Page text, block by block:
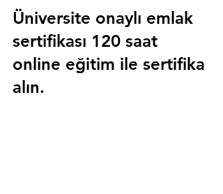
Üniversite onaylı emlak
sertifikası 120 saat
online eğitim ile sertifika
alın.